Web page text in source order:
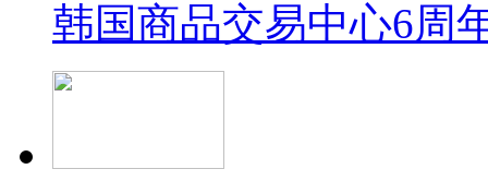
韩国商品交易中心6周